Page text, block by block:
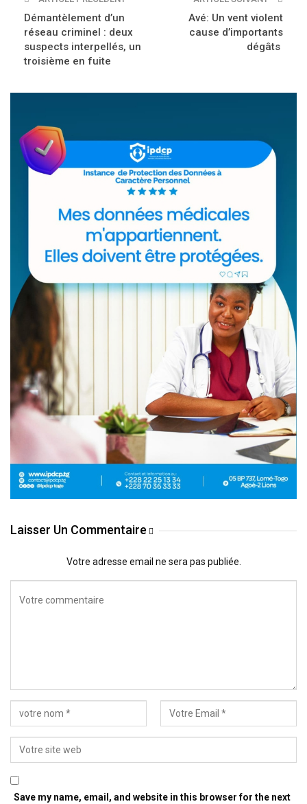
Démantèlement d’un
réseau criminel : deux
suspects interpellés, un
troisième en fuite
Avé: Un vent violent
cause d’importants
dégâts
Laisser Un Commentaire
Votre adresse email ne sera pas publiée.
Save my name, email, and website in this browser for the next